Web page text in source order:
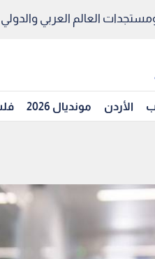
ومستجدات العالم العربي والدولي
الأردن مونديال 2026